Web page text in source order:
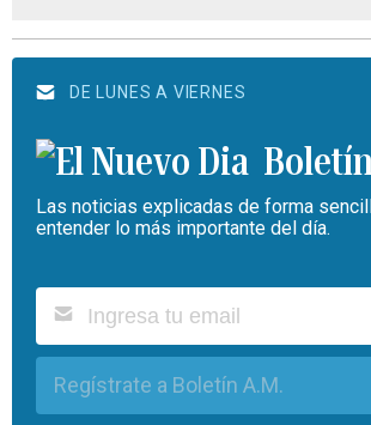
DE LUNES A VIERNES
Las noticias explicadas de forma
entender lo más importante del día.
Regístrate a Boletín A.M.